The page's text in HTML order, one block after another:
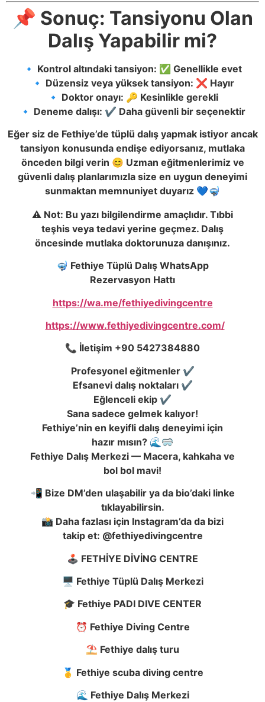
📌 Sonuç: Tansiyonu Olan
Dalış Yapabilir mi?
🔹 Kontrol altındaki tansiyon: ✅ Genellikle evet
🔹 Düzensiz veya yüksek tansiyon: ❌ Hayır
🔹 Doktor onayı: 🔑 Kesinlikle gerekli
🔹 Deneme dalışı: ✔️ Daha güvenli bir seçenektir
Eğer siz de Fethiye’de tüplü dalış yapmak istiyor ancak
tansiyon konusunda endişe ediyorsanız, mutlaka
önceden bilgi verin 😊 Uzman eğitmenlerimiz ve
güvenli dalış planlarımızla size en uygun deneyimi
sunmaktan memnuniyet duyarız 💙🤿
⚠️ Not: Bu yazı bilgilendirme amaçlıdır. Tıbbi
teşhis veya tedavi yerine geçmez. Dalış
öncesinde mutlaka doktorunuza danışınız.
🤿 Fethiye Tüplü Dalış WhatsApp
Rezervasyon Hattı
https://wa.me/fethiyedivingcentre
https://www.fethiyedivingcentre.com/
📞 İletişim +90 5427384880
Profesyonel eğitmenler ✔️
Efsanevi dalış noktaları ✔️
Eğlenceli ekip ✔️
Sana sadece gelmek kalıyor!
Fethiye’nin en keyifli dalış deneyimi için
hazır mısın? 🌊🥽
Fethiye Dalış Merkezi — Macera, kahkaha ve
bol bol mavi!
📲 Bize DM’den ulaşabilir ya da bio’daki linke
tıklayabilirsin.
📸 Daha fazlası için Instagram’da da bizi
takip et: @fethiyedivingcentre
🕹️ FETHİYE DİVİNG CENTRE
🖥️ Fethiye Tüplü Dalış Merkezi
🎓 Fethiye PADI DIVE CENTER
⏰ Fethiye Diving Centre
⛱️ Fethiye dalış turu
🥇 Fethiye scuba diving centre
🌊 Fethiye Dalış Merkezi